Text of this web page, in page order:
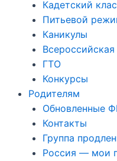
Кадетский
Питьевой
Каникулы
ГТО
Конкурсы
Родителям
Обновленные
Контакты
Группа
Россия — мои